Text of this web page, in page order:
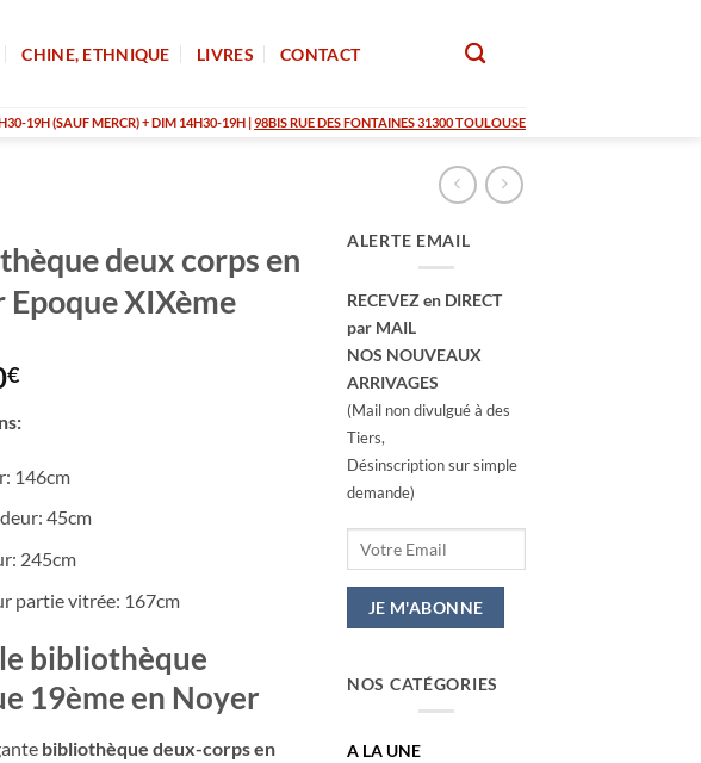
CHINE, ETHNIQUE LIVRES CONTACT
19H (SAUF MERCR) + DIM 14H30-19H |98BIS RUE DES FONTAINES 31300 TOULOUSE
deux corps en
Epoque XIXème
€
146cm
45cm
245cm
partie vitrée: 167cm
bibliothèque
19ème en Noyer
bibliothèque deux-corps en
ALERTE EMAIL
RECEVEZ en DIRECT
par MAIL
NOS NOUVEAUX
ARRIVAGES
(Mail non divulgué à des
Tiers,
Désinscription sur simple
demande)
NOS CATÉGORIES
A LA UNE